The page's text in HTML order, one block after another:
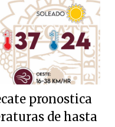
pronostica
de hasta